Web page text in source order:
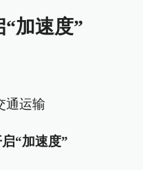
加速度”
通运输
“加速度”